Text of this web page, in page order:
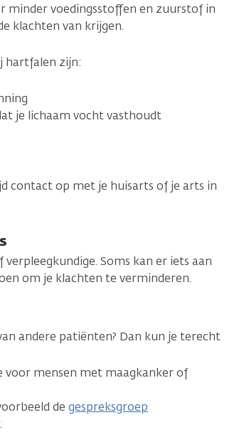
minder voedingsstoffen en zuurstof in
klachten van krijgen.
hartfalen zijn:
je lichaam vocht vasthoudt
contact op met je huisarts of je arts in
Soms kan er iets aan
om je klachten te verminderen.
andere patiënten? Dan kun je terecht
voor mensen met maagkanker of
de gespreksgroep
.